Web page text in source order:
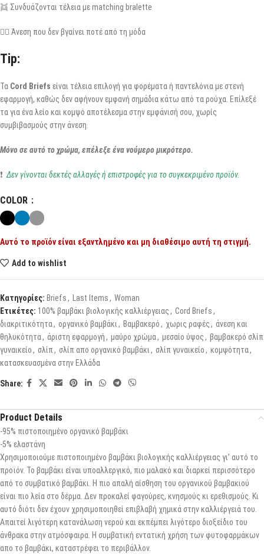
👯 Συνδυάζονται τέλεια με matching bralette
👉🏾 Άνεση που δεν βγαίνει ποτέ από τη μόδα
Tip:
Τα Cord Briefs είναι τέλεια επιλογή για φορέματα ή παντελόνια με στενή
εφαρμογή, καθώς δεν αφήνουν εμφανή σημάδια κάτω από τα ρούχα. Επίλεξέ
τα για ένα λείο και κομψό αποτέλεσμα στην εμφάνισή σου, χωρίς
συμβιβασμούς στην άνεση.
Μόνο σε αυτό το χρώμα, επέλεξε ένα νούμερο μικρότερο.
❗ Δεν γίνονται δεκτές αλλαγές ή επιστροφές για το συγκεκριμένο προϊόν.
COLOR
Αυτό το προϊόν είναι εξαντλημένο και μη διαθέσιμο αυτή τη στιγμή.
Add to wishlist
Κατηγορίες: Briefs, Last Items, Woman
Ετικέτες: 100% βαμβάκι βιολογικής καλλιέργειας, Cord Briefs,
διακριτικότητα, οργανικό βαμβάκι, Βαμβακερό, χωρις ραφές, άνεση και
θηλυκότητα, άριστη εφαρμογή, μαύρο χρώμα, μεσαίο ύψος, βαμβακερό σλίπ
γυναικείο, σλίπ, σλίπ απο οργανικό βαμβάκι, σλίπ γυναικείο, κομψότητα,
κατασκευασμένα στην Ελλάδα
Share:
Product Details
-95% πιστοποιημένο οργανικό βαμβάκι
-5% ελαστάνη
Χρησιμοποιούμε πιστοποιημένο βαμβάκι βιολογικής καλλιέργειας γι’ αυτό το
προϊόν. Το βαμβάκι είναι υποαλλεργικό, πιο μαλακό και διαρκεί περισσότερο
από το συμβατικό βαμβάκι. Η πιο απαλή αίσθηση του οργανικού βαμβακιού
είναι πιο λεία στο δέρμα. Δεν προκαλεί φαγούρες, κνησμούς κι ερεθισμούς. Κι
αυτό διότι δεν έχουν χρησιμοποιηθεί επιβλαβή χημικά στην καλλιέργειά του.
Απαιτεί λιγότερη κατανάλωση νερού και εκπέμπει λιγότερο διοξείδιο του
άνθρακα στην ατμόσφαιρα. Η συμβατική εντατική χρήση των φυτοφαρμάκων
απο το βαμβάκι, καταστρέφει το περιβάλλον.